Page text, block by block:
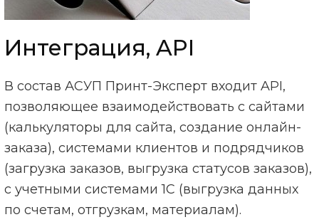
Интеграция, API
В состав АСУП Принт-Эксперт входит API,
позволяющее взаимодействовать с сайтами
(калькуляторы для сайта, создание онлайн-
заказа), системами клиентов и подрядчиков
(загрузка заказов, выгрузка статусов заказов),
с учетными системами 1С (выгрузка данных
по счетам, отгрузкам, материалам).